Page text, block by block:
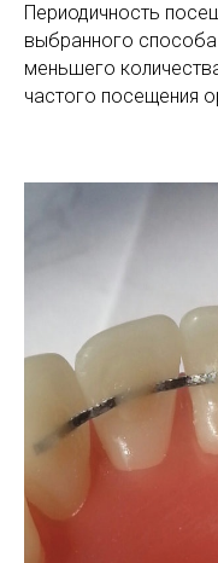
Периодичность
выбранного
меньшего
частого посещения